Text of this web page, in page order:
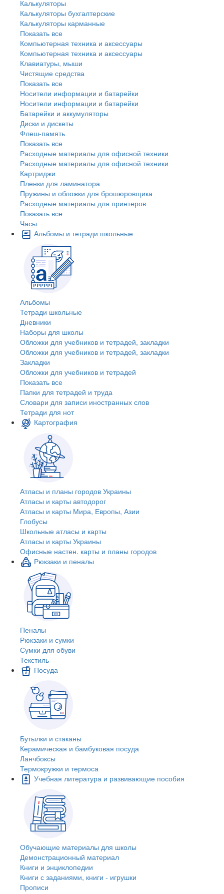
Калькуляторы
Калькуляторы бухгалтерские
Калькуляторы карманные
Показать все
Компьютерная техника и аксессуары
Компьютерная техника и аксессуары
Клавиатуры, мыши
Чистящие средства
Показать все
Носители информации и батарейки
Носители информации и батарейки
Батарейки и аккумуляторы
Диски и дискеты
Флеш-память
Показать все
Расходные материалы для офисной техники
Расходные материалы для офисной техники
Картриджи
Пленки для ламинатора
Пружины и обложки для брошюровщика
Расходные материалы для принтеров
Показать все
Часы
Альбомы и тетради школьные
Альбомы
Тетради школьные
Дневники
Наборы для школы
Обложки для учебников и тетрадей, закладки
Обложки для учебников и тетрадей, закладки
Закладки
Обложки для учебников и тетрадей
Показать все
Папки для тетрадей и труда
Словари для записи иностранных слов
Тетради для нот
Картография
Атласы и планы городов Украины
Атласы и карты автодорог
Атласы и карты Мира, Европы, Азии
Глобусы
Школьные атласы и карты
Атласы и карты Украины
Офисные настен. карты и планы городов
Рюкзаки и пеналы
Пеналы
Рюкзаки и сумки
Сумки для обуви
Текстиль
Посуда
Бутылки и стаканы
Керамическая и бамбуковая посуда
Ланчбоксы
Термокружки и термоса
Учебная литература и развивающие пособия
Обучающие материалы для школы
Демонстрационный материал
Книги и энциклопедии
Книги с заданиями, книги - игрушки
Прописи